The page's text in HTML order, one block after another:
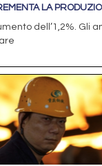
LA
dell’1,2%. Gli